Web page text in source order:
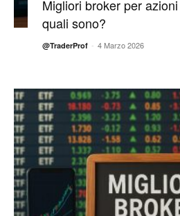
Migliori broker per
quali sono?
@TraderProf - 4 Marzo 2026